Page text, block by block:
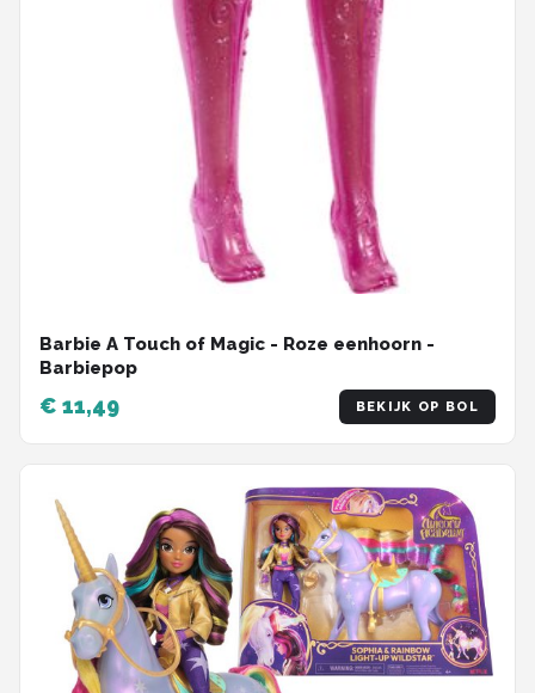
Barbie A Touch of Magic - Roze eenhoorn -
Barbiepop
€ 11,49 BEKIJK OP BOL